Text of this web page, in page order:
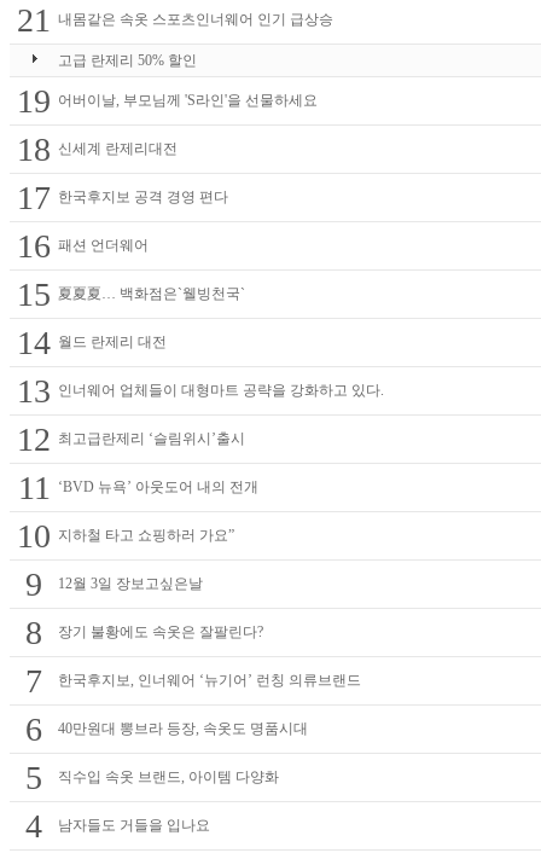
21 내몸같은 속옷 스포츠인너웨어 인기 급상승
고급 란제리 50% 할인
19 어버이날, 부모님께 'S라인'을 선물하세요
18 신세계 란제리대전
17 한국후지보 공격 경영 편다
16 패션 언더웨어
15 夏夏夏… 백화점은`웰빙천국`
14 월드 란제리 대전
13 인너웨어 업체들이 대형마트 공략을 강화하고 있다.
12 최고급란제리 ‘슬림위시’출시
11 ‘BVD 뉴욕’ 아웃도어 내의 전개
10 지하철 타고 쇼핑하러 가요”
9 12월 3일 장보고싶은날
8 장기 불황에도 속옷은 잘팔린다?
7 한국후지보, 인너웨어 ‘뉴기어’ 런칭 의류브랜드
6 40만원대 뽕브라 등장, 속옷도 명품시대
5 직수입 속옷 브랜드, 아이템 다양화
4 남자들도 거들을 입나요